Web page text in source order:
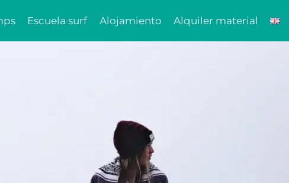
Escuela surf Alojamiento Alquiler material